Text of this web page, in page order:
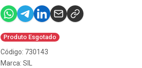
Produto Esgotado
Código: 730143
Marca: SIL